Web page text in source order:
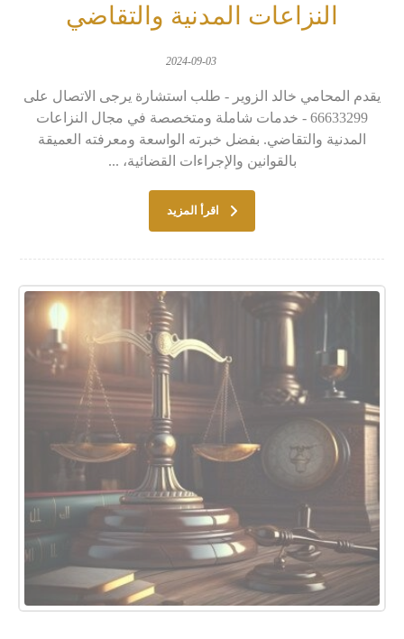
النزاعات المدنية والتقاضي
2024-09-03
يقدم المحامي خالد الزوير - طلب استشارة يرجى الاتصال على
66633299 - خدمات شاملة ومتخصصة في مجال النزاعات
المدنية والتقاضي. بفضل خبرته الواسعة ومعرفته العميقة
بالقوانين والإجراءات القضائية، ...
اقرأ المزيد